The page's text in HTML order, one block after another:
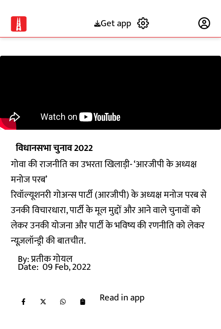
Get app
विधानसभा चुनाव 2022
गोवा की राजनीति का उभरता खिलाड़ी- ‘आरजीपी के अध्यक्ष
मनोज परब’
रिवॉल्यूशनरी गोअन्स पार्टी (आरजीपी) के अध्यक्ष मनोज परब से
उनकी विचारधारा, पार्टी के मूल मुद्दों और आने वाले चुनावों को
लेकर उनकी योजना और पार्टी के भविष्य की रणनीति को लेकर
न्यूज़लॉन्ड्री की बातचीत.
By:प्रतीक गोयल
Date: 09 Feb, 2022
Read in app